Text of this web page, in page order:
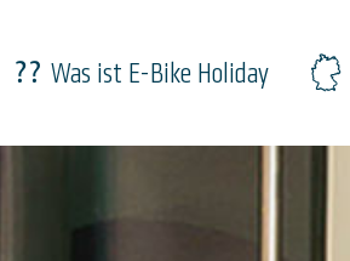
Was ist E-Bike Holiday